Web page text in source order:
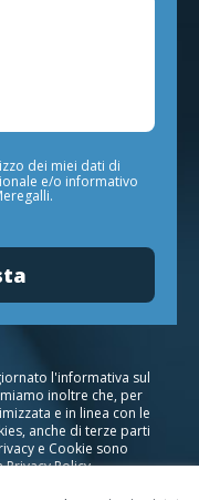
dei miei dati di
e/o informativo
l'informativa sul
inoltre che, per
e in linea con le
anche di terze parti
e Cookie sono
Privacy Policy.